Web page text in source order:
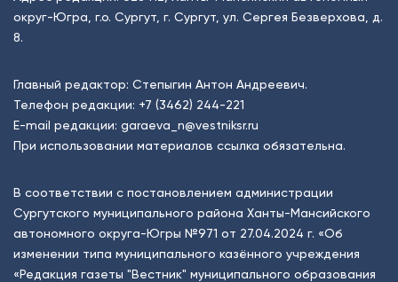
округ-Югра, г.о. Сургут, г. Сургут, ул. Сергея Безверхова, д.
8.
Главный редактор: Степыгин Антон Андреевич.
Телефон редакции: +7 (3462) 244-221
E-mail редакции: garaeva_n@vestniksr.ru
При использовании материалов ссылка обязательна.
В соответствии с постановлением администрации
Сургутского муниципального района Ханты-Мансийского
автономного округа-Югры №971 от 27.04.2024 г. «Об
изменении типа муниципального казённого учреждения
«Редакция газеты "Вестник" муниципального образования